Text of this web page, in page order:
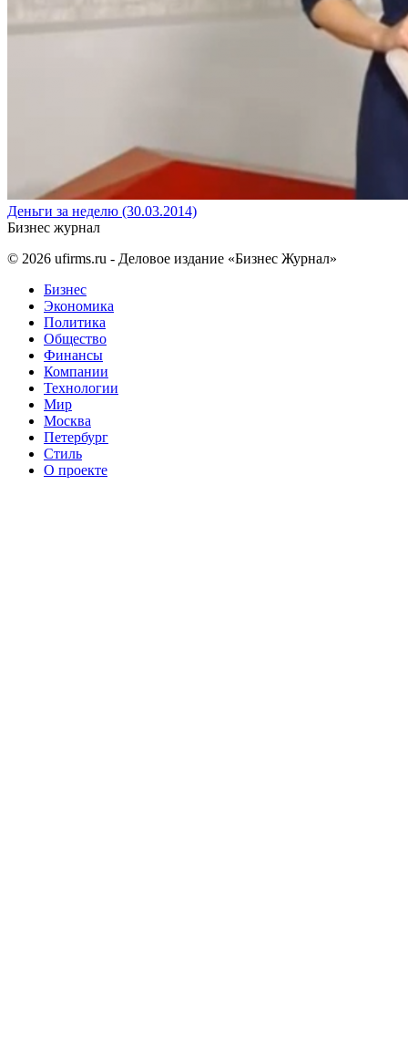
Деньги за неделю (30.03.2014)
Бизнес журнал
© 2026 ufirms.ru - Деловое издание «Бизнес Журнал»
Бизнес
Экономика
Политика
Общество
Финансы
Компании
Технологии
Мир
Москва
Петербург
Стиль
О проекте